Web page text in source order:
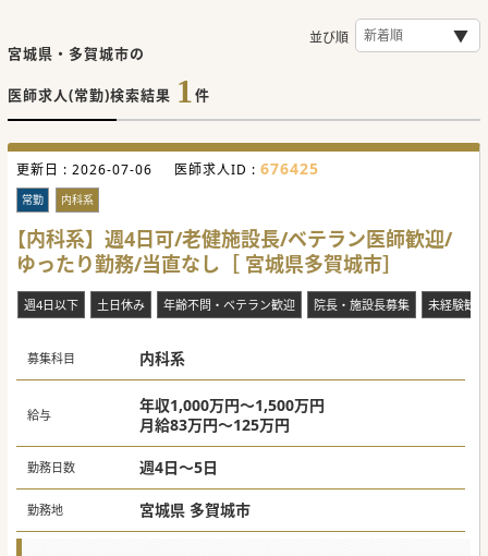
宮城県・多賀城市の
医師求人(常勤)検索結果 1件
並び順
更新日 : 2026-07-06 医師求人ID : 676425
常勤 内科系
【内科系】週4日可/老健施設長/ベテラン医師歓迎/
ゆったり勤務/当直なし［ 宮城県多賀城市］
週4日以下 土日休み 年齢不問・ベテラン歓迎 院長・施設長募集 未経験歓迎
募集科目 内科系
給与
年収1,000万円～1,500万円
月給83万円～125万円
勤務日数 週4日～5日
勤務地 宮城県 多賀城市